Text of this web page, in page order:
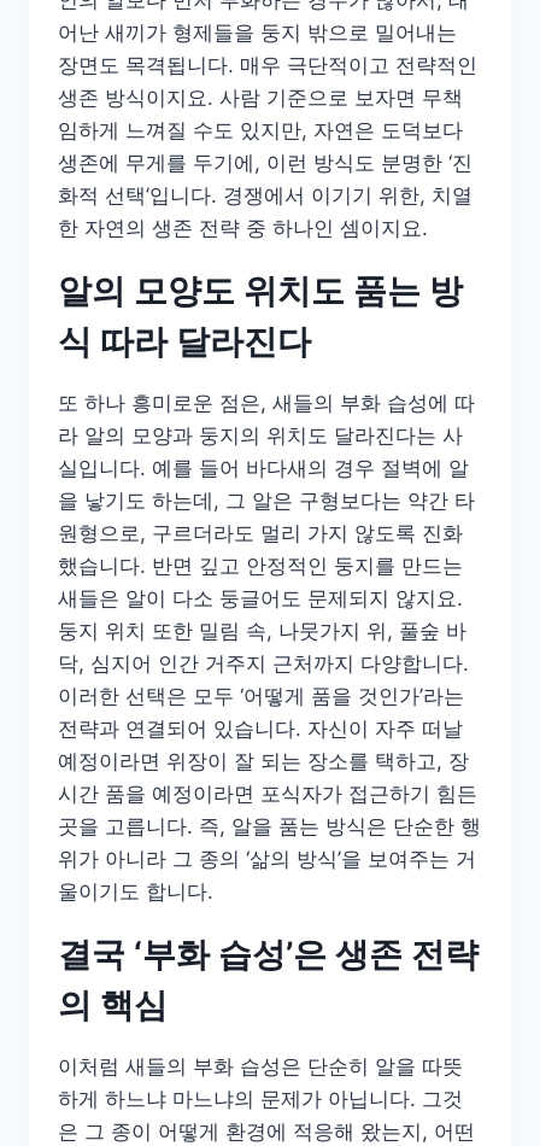
어난 새끼가 형제들을 둥지 밖으로 밀어내는
장면도 목격됩니다. 매우 극단적이고 전략적인
생존 방식이지요. 사람 기준으로 보자면 무책
임하게 느껴질 수도 있지만, 자연은 도덕보다
생존에 무게를 두기에, 이런 방식도 분명한 ‘진
화적 선택’입니다. 경쟁에서 이기기 위한, 치열
한 자연의 생존 전략 중 하나인 셈이지요.
알의 모양도 위치도 품는 방
식 따라 달라진다
또 하나 흥미로운 점은, 새들의 부화 습성에 따
라 알의 모양과 둥지의 위치도 달라진다는 사
실입니다. 예를 들어 바다새의 경우 절벽에 알
을 낳기도 하는데, 그 알은 구형보다는 약간 타
원형으로, 구르더라도 멀리 가지 않도록 진화
했습니다. 반면 깊고 안정적인 둥지를 만드는
새들은 알이 다소 둥글어도 문제되지 않지요.
둥지 위치 또한 밀림 속, 나뭇가지 위, 풀숲 바
닥, 심지어 인간 거주지 근처까지 다양합니다.
이러한 선택은 모두 ‘어떻게 품을 것인가’라는
전략과 연결되어 있습니다. 자신이 자주 떠날
예정이라면 위장이 잘 되는 장소를 택하고, 장
시간 품을 예정이라면 포식자가 접근하기 힘든
곳을 고릅니다. 즉, 알을 품는 방식은 단순한 행
위가 아니라 그 종의 ‘삶의 방식’을 보여주는 거
울이기도 합니다.
결국 ‘부화 습성’은 생존 전략
의 핵심
이처럼 새들의 부화 습성은 단순히 알을 따뜻
하게 하느냐 마느냐의 문제가 아닙니다. 그것
은 그 종이 어떻게 환경에 적응해 왔는지, 어떤